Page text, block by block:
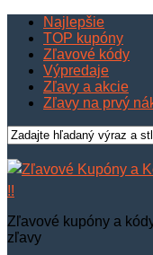
Najlepšie
TOP kupóny
Zľavové kódy
Výpredaje
Zľavy a akcie
Zľavy na prvý
Zľavové kupóny a
zľavy